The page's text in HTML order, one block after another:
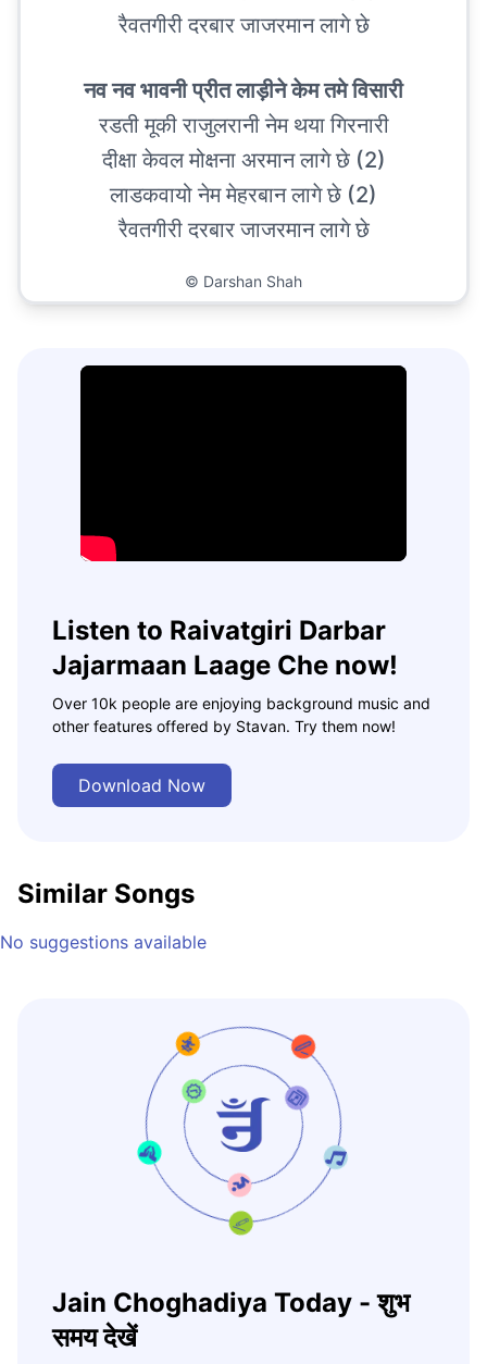
रैवतगीरी दरबार जाजरमान लागे छे
नव नव भावनी प्रीत लाड़ीने केम तमे विसारी
रडती मूकी राजुलरानी नेम थया गिरनारी
दीक्षा केवल मोक्षना अरमान लागे छे (2)
लाडकवायो नेम मेहरबान लागे छे (2)
रैवतगीरी दरबार जाजरमान लागे छे
© Darshan Shah
Listen to Raivatgiri Darbar
Jajarmaan Laage Che now!
Over 10k people are enjoying background music and
other features offered by Stavan. Try them now!
Download Now
Similar Songs
No suggestions available
Jain Choghadiya Today - शुभ
समय देखें